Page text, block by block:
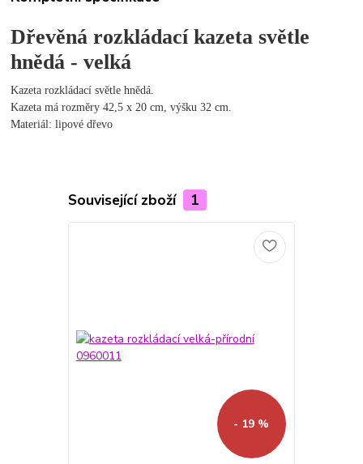
Dřevěná rozkládací kazeta světle
hnědá - velká
Kazeta rozkládací světle hnědá.
Kazeta má rozměry 42,5 x 20 cm, výšku 32 cm.
Materiál: lipové dřevo
Související zboží 1
- 19 %